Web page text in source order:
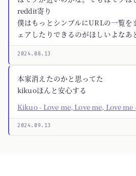
reddit寄り
僕はもっとシンプルにURLの一覧を
ェアしたりできるのがほしいよなあ
2024.08.13
本家消えたのかと思ってた
kikuoほんと安心する
Kikuo - Love me, Love me, Love me
2024.09.13